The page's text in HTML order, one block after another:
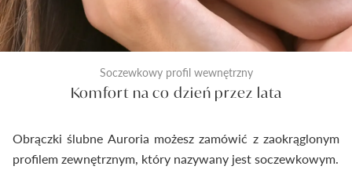
Soczewkowy profil wewnętrzny
Komfort na co dzień przez lata
Obrączki ślubne Auroria możesz zamówić z zaokrąglonym
profilem zewnętrznym, który nazywany jest soczewkowym.